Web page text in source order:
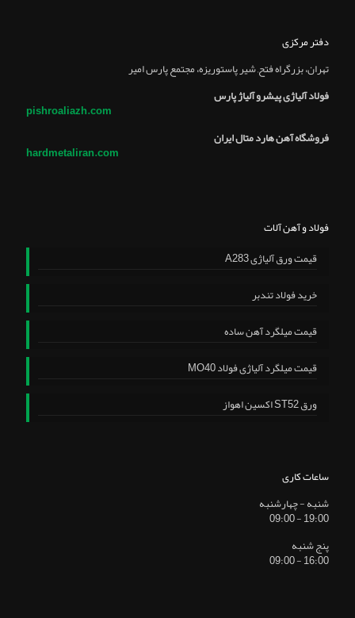
دفتر مرکزی
تهران، بزرگراه فتح, شير پاستوريزه، مجتمع پارس امير
فولاد آلیاژی پیشرو آلیاژ پارس
pishroaliazh.com
فروشگاه آهن هارد متال ایران
hardmetaliran.com
فولاد و آهن آلات
قیمت ورق آلیاژی A283
خرید فولاد تندبر
قیمت میلگرد آهن ساده
قیمت میلگرد آلیاژی فولاد MO40
ورق ST52 اکسین اهواز
ساعات کاری
شنبه - چهارشنبه
19:00 - 09:00
پنج شنبه
16:00 - 09:00